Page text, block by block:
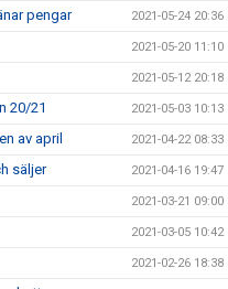
pengar 2021-05-24 20:36
2021-05-20 11:10
2021-05-12 20:18
20/21 2021-05-03 10:13
av april 2021-04-22 08:33
säljer 2021-04-16 19:47
2021-03-21 09:00
2021-03-05 10:42
2021-02-26 18:38